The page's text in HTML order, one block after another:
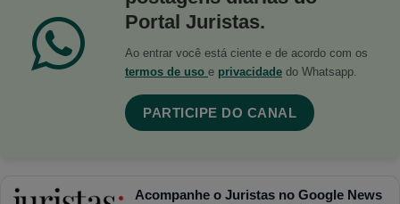
Portal Juristas.
Ao entrar você está ciente e de acordo com os
termos de uso e privacidade do Whatsapp.
PARTICIPE DO CANAL
Acompanhe o Juristas no Google News